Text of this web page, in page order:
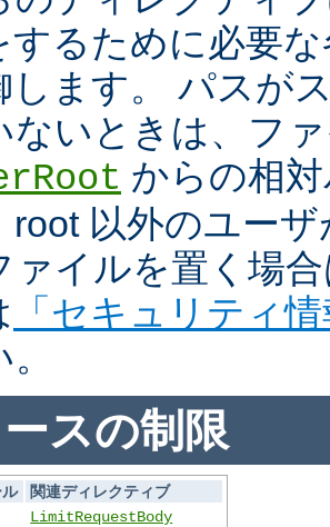
するために必要
します。 パスが
ないときは、フ
からの相
root 以外のユー
ァイルを置く場
「セキュリティ
スの制限
関連ディレクティブ
LimitRequestBody